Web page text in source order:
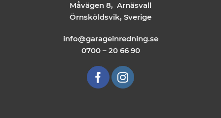
Måvägen 8, Arnäsvall
Örnsköldsvik, Sverige
info@garageinredning.se
0700 – 20 66 90